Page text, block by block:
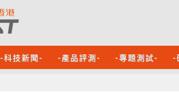
-科技新聞- -產品評測- -專題測試- -